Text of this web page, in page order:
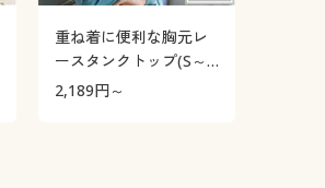
重ね着に便利な胸元レ
ースタンクトップ(S～
3L)(綿100%・洗濯機
2,189円～